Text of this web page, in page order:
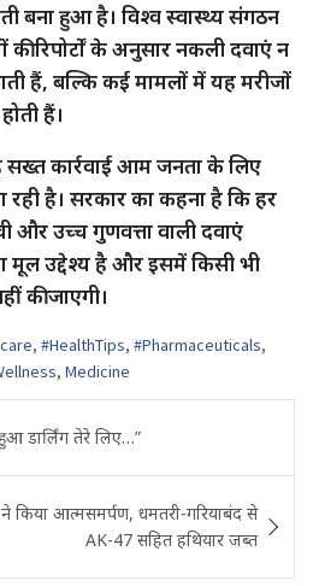
बना हुआ है। विश्व स्वास्थ्य संगठन
रिपोर्टों के अनुसार नकली दवाएं न
हैं, बल्कि कई मामलों में यह मरीजों
हैं।
सख्त कार्रवाई आम जनता के लिए
है। सरकार का कहना है कि हर
और उच्च गुणवत्ता वाली दवाएं
मूल उद्देश्य है और इसमें किसी भी
की जाएगी।
, #HealthTips, #Pharmaceuticals,
, Medicine
डार्लिंग तेरे लिए…”
किया आत्मसमर्पण, धमतरी-गरियाबंद से
AK-47 सहित हथियार जब्त